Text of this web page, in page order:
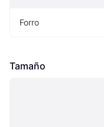
Forro
Tamaño